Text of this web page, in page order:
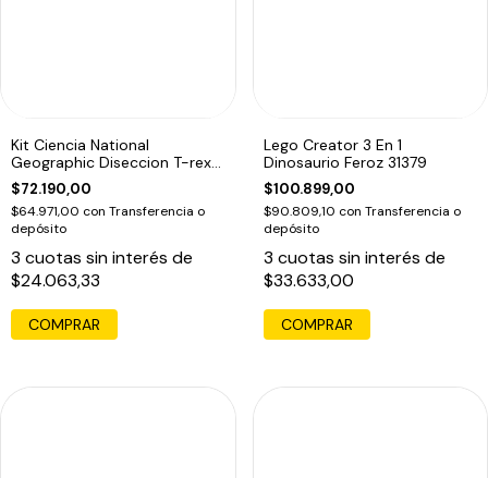
Kit Ciencia National
Geographic Diseccion T-rex
Brilla
$72.190,00
$64.971,00 con Transferencia o
depósito
3 cuotas sin interés de
$24.063,33
Lego Creator 3 En 1
Dinosaurio Feroz 31379
$100.899,00
$90.809,10 con Transferencia o
depósito
3 cuotas sin interés de
$33.633,00
COMPRAR